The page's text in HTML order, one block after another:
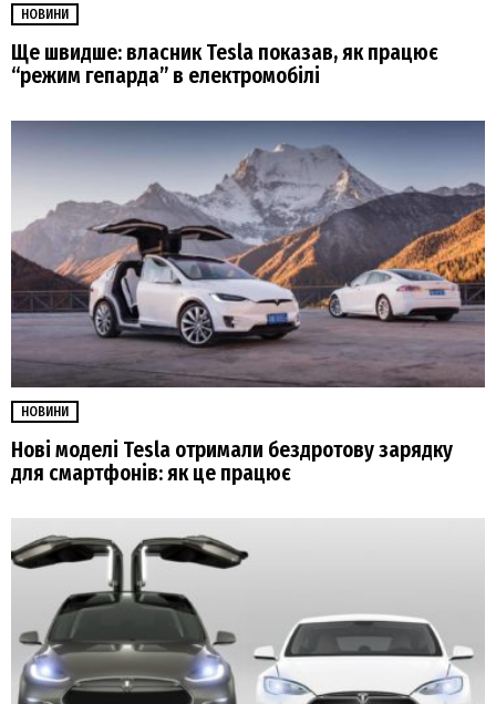
НОВИНИ
Ще швидше: власник Tesla показав, як працює
“режим гепарда” в електромобілі
НОВИНИ
Нові моделі Tesla отримали бездротову зарядку
для смартфонів: як це працює